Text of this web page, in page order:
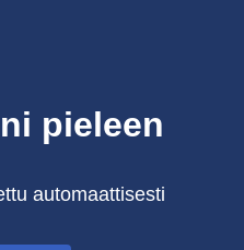
pieleen
automaattisesti